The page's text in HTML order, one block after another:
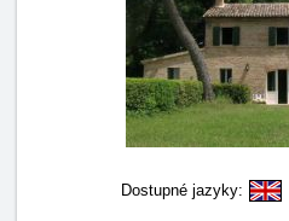
Dostupné jazyky: